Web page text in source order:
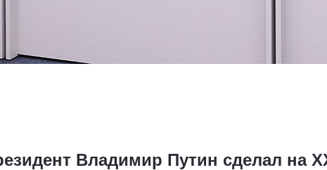
Владимир Путин сделал на